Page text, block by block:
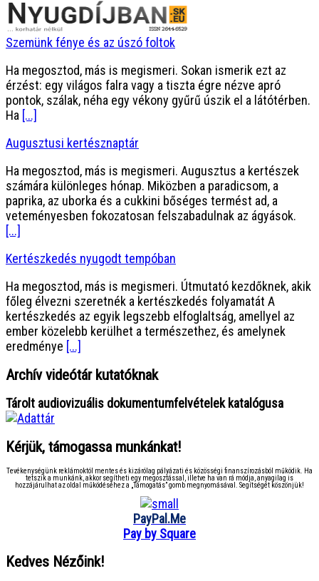
Szemünk fénye és az úszó foltok
Ha megosztod, más is megismeri. Sokan ismerik ezt az
érzést: egy világos falra vagy a tiszta égre nézve apró
pontok, szálak, néha egy vékony gyűrű úszik el a látótérben.
Ha [...]
Augusztusi kertésznaptár
Ha megosztod, más is megismeri. Augusztus a kertészek
számára különleges hónap. Miközben a paradicsom, a
paprika, az uborka és a cukkini bőséges termést ad, a
veteményesben fokozatosan felszabadulnak az ágyások.
[...]
Kertészkedés nyugodt tempóban
Ha megosztod, más is megismeri. Útmutató kezdőknek, akik
főleg élvezni szeretnék a kertészkedés folyamatát A
kertészkedés az egyik legszebb elfoglaltság, amellyel az
ember közelebb kerülhet a természethez, és amelynek
eredménye [...]
Archív videótár kutatóknak
Tárolt audiovizuális dokumentumfelvételek katalógusa
Kérjük, támogassa munkánkat!
Tevékenységünk reklámoktól mentes és kizárólag pályázati és közösségi finanszírozásból működik. Ha
tetszik a munkánk, akkor segítheti egy megosztással, illetve ha van rá módja, anyagilag is
hozzájárulhat az oldal működéséhez a „Támogatás” gomb megnyomásával. Segítségét köszönjük!
PayPal.Me
Pay by Square
Kedves Nézőink!